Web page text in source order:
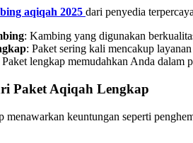
aqiqah 2025 dari penyedia
: Kambing yang digunakan
: Paket sering kali mencakup
Paket lengkap memudahkan Anda dalam
Paket Aqiqah Lengkap
menawarkan keuntungan seperti